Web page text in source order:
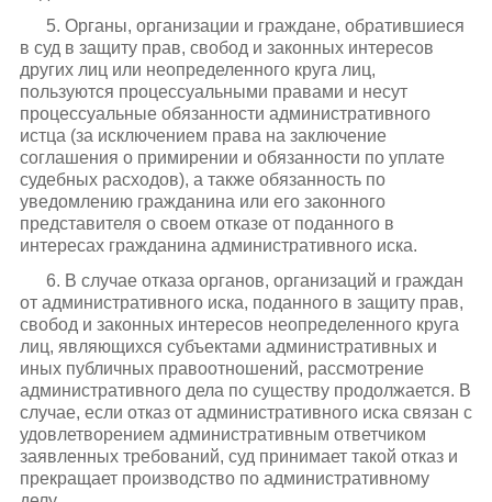
5. Органы, организации и граждане, обратившиеся
в суд в защиту прав, свобод и законных интересов
других лиц или неопределенного круга лиц,
пользуются процессуальными правами и несут
процессуальные обязанности административного
истца (за исключением права на заключение
соглашения о примирении и обязанности по уплате
судебных расходов), а также обязанность по
уведомлению гражданина или его законного
представителя о своем отказе от поданного в
интересах гражданина административного иска.
6. В случае отказа органов, организаций и граждан
от административного иска, поданного в защиту прав,
свобод и законных интересов неопределенного круга
лиц, являющихся субъектами административных и
иных публичных правоотношений, рассмотрение
административного дела по существу продолжается. В
случае, если отказ от административного иска связан с
удовлетворением административным ответчиком
заявленных требований, суд принимает такой отказ и
прекращает производство по административному